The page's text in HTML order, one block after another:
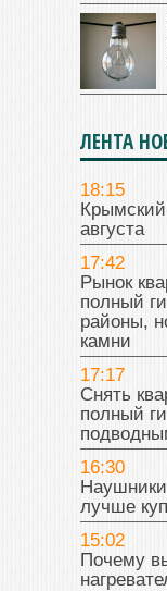
ЛЕНТА
18:15
Крымский
августа
17:42
Рынок
полный
районы,
камни
17:17
Снять
полный
16:30
лучше
15:02
Почему